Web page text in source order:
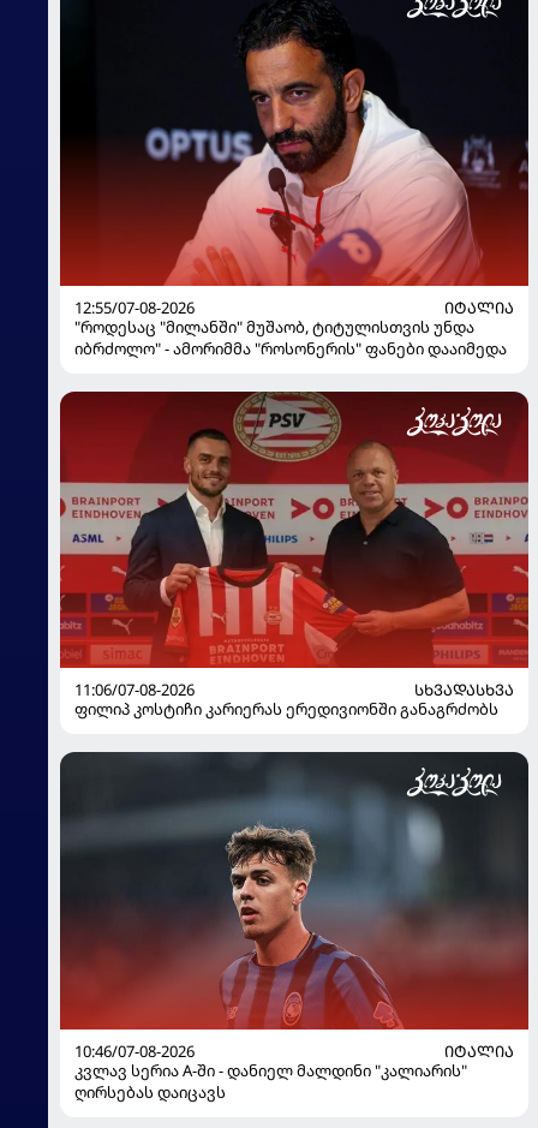
12:55/07-08-2026
ᲘᲢᲐᲚᲘᲐ
"როდესაც "მილანში" მუშაობ, ტიტულისთვის უნდა
იბრძოლო" - ამორიმმა "როსონერის" ფანები დააიმედა
11:06/07-08-2026
ᲡᲮᲕᲐᲓᲐᲡᲮᲕᲐ
ფილიპ კოსტიჩი კარიერას ერედივიონში განაგრძობს
10:46/07-08-2026
ᲘᲢᲐᲚᲘᲐ
კვლავ სერია A-ში - დანიელ მალდინი "კალიარის"
ღირსებას დაიცავს